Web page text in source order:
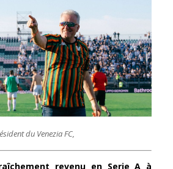
du Venezia FC,
revenu en Serie A à